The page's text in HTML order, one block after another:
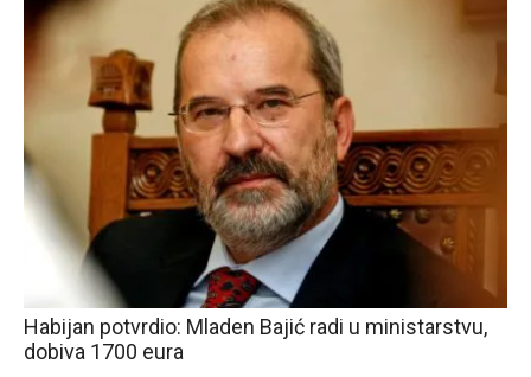
Habijan potvrdio: Mladen Bajić radi u ministarstvu,
dobiva 1700 eura